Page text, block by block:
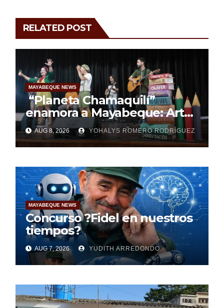
RELATED POST
MAYABEQUE NEWS
“Planeta Chamaquilí”
enamora a Mayabeque: Arte,
poesía y amor en la Semana
Mundial de la Lactancia
Materna
AUG 8, 2026 YOHALYS ROMERO RODRÍGUEZ
MAYABEQUE NEWS
Concurso ?Fidel en nuestros
tiempos?
AUG 7, 2026 YUDITH ARREDONDO